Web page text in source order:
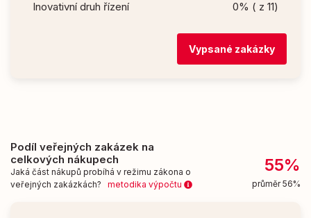
Inovativní druh řízení 0% ( z 11)
Vypsané zakázky
Podíl veřejných zakázek na
celkových nákupech
Jaká část nákupů probíhá v režimu zákona o
veřejných zakázkách? metodika výpočtu
55%
průměr 56%